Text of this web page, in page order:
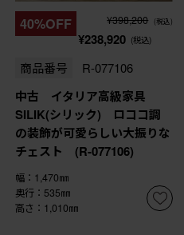
40%OFF ¥398,200 (税込)
¥238,920 (税込)
商品番号 R-077106
中古 イタリア高級家具
SILIK(シリック) ロココ調
の装飾が可愛らしい大振りな
チェスト (R-077106)
幅：1,470㎜
奥行：535㎜
高さ：1,010㎜